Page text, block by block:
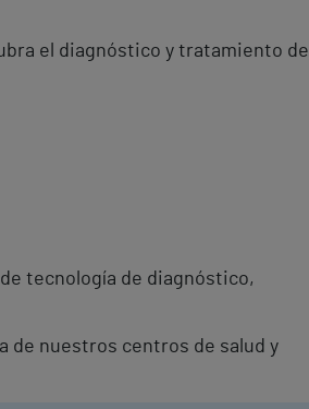
el diagnóstico y tratamiento de
tecnología de diagnóstico,
de nuestros centros de salud y